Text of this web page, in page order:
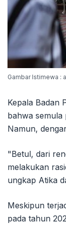
Gambar Istimewa :
Kepala Badan
bahwa
Namun,
"Betul, dari
melakukan
ungkap Atika
Meskipun
pada tahun